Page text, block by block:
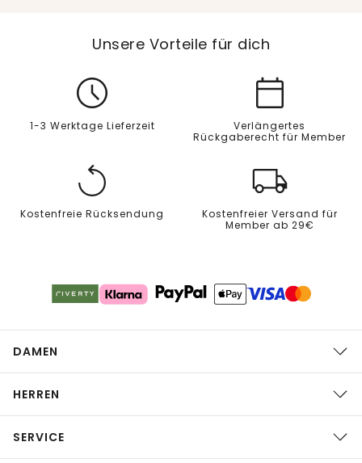
Unsere Vorteile für dich
1-3 Werktage Lieferzeit
Verlängertes
Rückgaberecht für Member
Kostenfreie Rücksendung
Kostenfreier Versand für
Member ab 29€
DAMEN
HERREN
SERVICE